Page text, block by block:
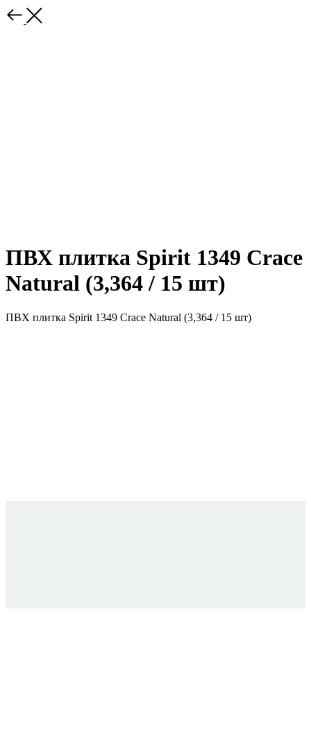
ПВХ плитка Spirit 1349 Crace
Natural (3,364 / 15 шт)
ПВХ плитка Spirit 1349 Crace Natural (3,364 / 15 шт)